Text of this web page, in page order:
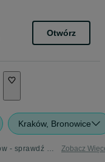
Otwórz
Kraków, Bronowice
Antyki i przedmioty kolekcjonerskie - Kraków - sprawdź ogłoszenia w Twojej okolicy Zobacz